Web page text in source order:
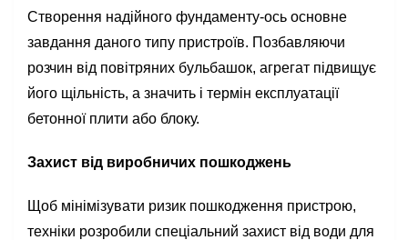
Створення надійного фундаменту-ось основне
завдання даного типу пристроїв. Позбавляючи
розчин від повітряних бульбашок, агрегат підвищує
його щільність, а значить і термін експлуатації
бетонної плити або блоку.
Захист від виробничих пошкоджень
Щоб мінімізувати ризик пошкодження пристрою,
техніки розробили спеціальний захист від води для